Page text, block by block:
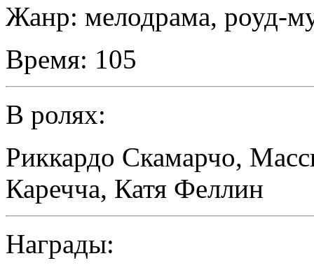
Жанр: мелодрама, роуд-
Время: 105
В ролях:
Риккардо Скамарчо,
Каречча, Катя Феллин
Награды: